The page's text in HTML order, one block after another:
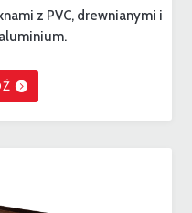
z PVC, drewnianymi i